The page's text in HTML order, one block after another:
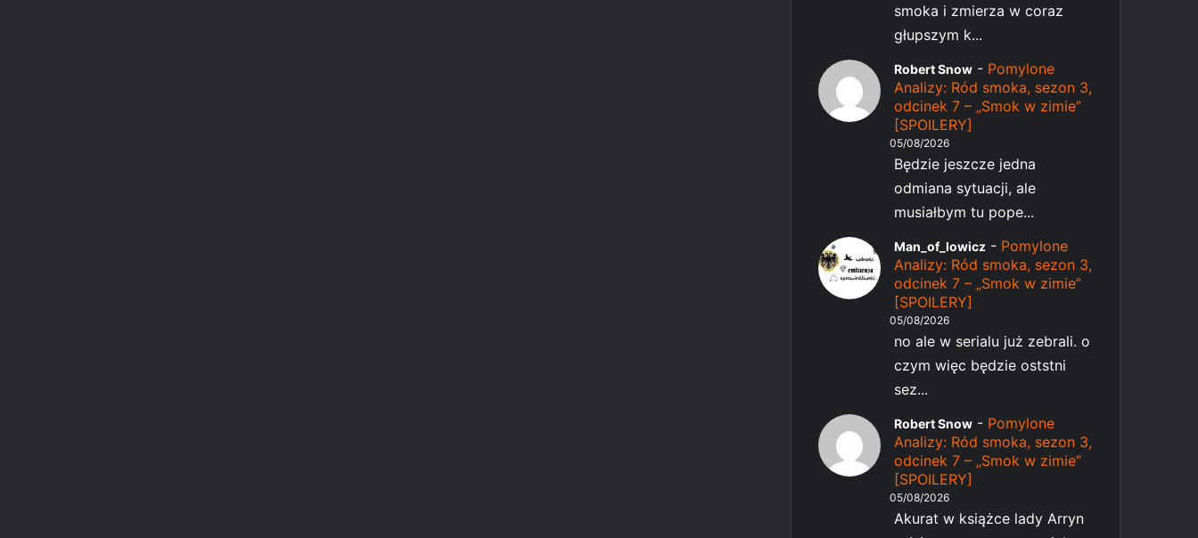
smoka i zmierza w coraz
głupszym k...
Robert Snow - Pomylone
Analizy: Ród smoka, sezon 3,
odcinek 7 – „Smok w zimie”
[SPOILERY]
05/08/2026
Będzie jeszcze jedna
odmiana sytuacji, ale
musiałbym tu pope...
Man_of_lowicz - Pomylone
Analizy: Ród smoka, sezon 3,
odcinek 7 – „Smok w zimie”
[SPOILERY]
05/08/2026
no ale w serialu już zebrali. o
czym więc będzie oststni
sez...
Robert Snow - Pomylone
Analizy: Ród smoka, sezon 3,
odcinek 7 – „Smok w zimie”
[SPOILERY]
05/08/2026
Akurat w książce lady Arryn